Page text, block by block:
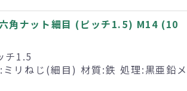
角ナット細目 (ピッチ1.5) M14 (10
チ1.5
リねじ(細目) 材質:鉄 処理:黒亜鉛メ